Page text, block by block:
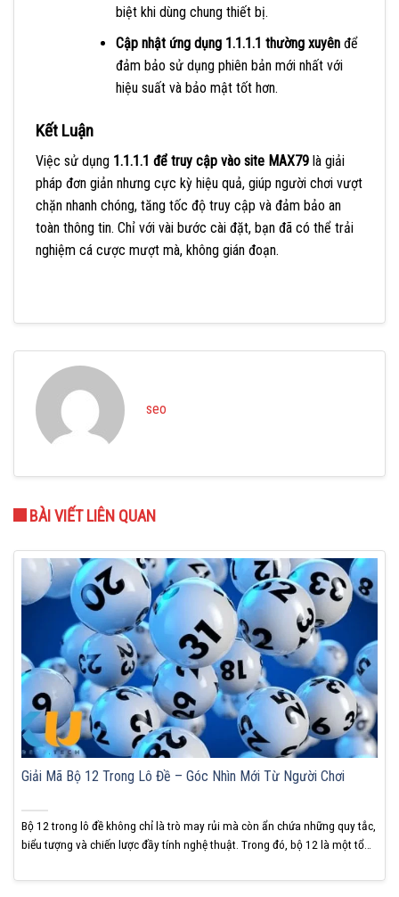
biệt khi dùng chung thiết bị.
Cập nhật ứng dụng 1.1.1.1 thường xuyênđể
đảm bảo sử dụng phiên bản mới nhất với
hiệu suất và bảo mật tốt hơn.
Kết Luận
Việc sử dụng 1.1.1.1 để truy cập vào site MAX79 là giải
pháp đơn giản nhưng cực kỳ hiệu quả, giúp người chơi vượt
chặn nhanh chóng, tăng tốc độ truy cập và đảm bảo an
toàn thông tin. Chỉ với vài bước cài đặt, bạn đã có thể trải
nghiệm cá cược mượt mà, không gián đoạn.
seo
BÀI VIẾT LIÊN QUAN
Giải Mã Bộ 12 Trong Lô Đề – Góc Nhìn Mới Từ Người Chơi
Bộ 12 trong lô đề không chỉ là trò may rủi mà còn ẩn chứa những quy tắc,
biểu tượng và chiến lược đầy tính nghệ thuật. Trong đó, bộ 12 là một tổ
hiểu rõ. Hãy cùng KUBET giải...